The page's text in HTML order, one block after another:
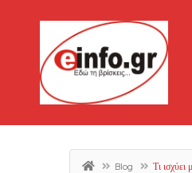
Blog Τι